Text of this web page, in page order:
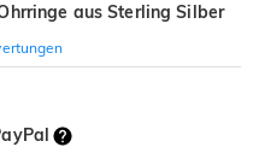
aus Sterling Silber